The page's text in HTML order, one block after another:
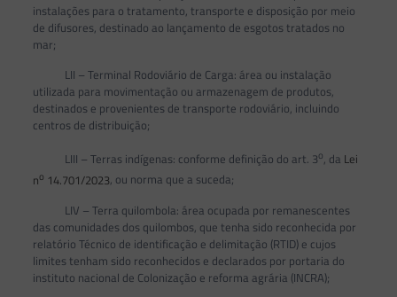
instalações para o tratamento, transporte e disposição por meio
de difusores, destinado ao lançamento de esgotos tratados no
mar;
LII – Terminal Rodoviário de Carga: área ou instalação
utilizada para movimentação ou armazenagem de produtos,
destinados e provenientes de transporte rodoviário, incluindo
centros de distribuição;
LIII – Terras indígenas: conforme definição do art. 3o, da Lei
no 14.701/2023, ou norma que a suceda;
LIV – Terra quilombola: área ocupada por remanescentes
das comunidades dos quilombos, que tenha sido reconhecida por
relatório Técnico de identificação e delimitação (RTID) e cujos
limites tenham sido reconhecidos e declarados por portaria do
instituto nacional de Colonização e reforma agrária (INCRA);